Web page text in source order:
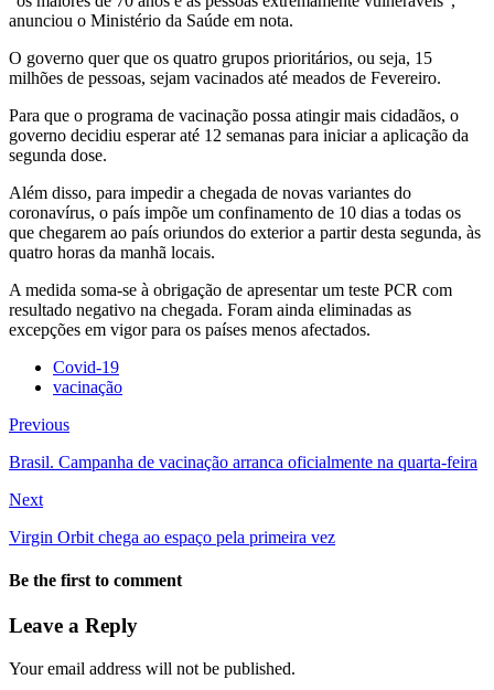
anunciou o Ministério da Saúde em nota.
O governo quer que os quatro grupos prioritários, ou seja, 15
milhões de pessoas, sejam vacinados até meados de Fevereiro.
Para que o programa de vacinação possa atingir mais cidadãos, o
governo decidiu esperar até 12 semanas para iniciar a aplicação da
segunda dose.
Além disso, para impedir a chegada de novas variantes do
coronavírus, o país impõe um confinamento de 10 dias a todas os
que chegarem ao país oriundos do exterior a partir desta segunda, às
quatro horas da manhã locais.
A medida soma-se à obrigação de apresentar um teste PCR com
resultado negativo na chegada. Foram ainda eliminadas as
excepções em vigor para os países menos afectados.
Covid-19
vacinação
Previous
Brasil. Campanha de vacinação arranca oficialmente na quarta-feira
Next
Virgin Orbit chega ao espaço pela primeira vez
Be the first to comment
Leave a Reply
Your email address will not be published.